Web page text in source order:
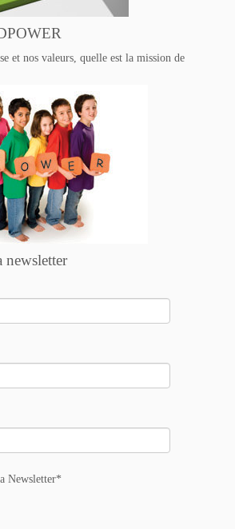
et nos valeurs, quelle est la mission de
newsletter
Newsletter*